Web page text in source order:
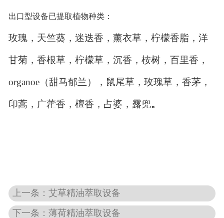
出口型设备已提取植物种类：
玫瑰，天竺葵，迷迭香，薰衣草，柠檬香脂，洋
甘菊，香根草，柠檬草，沉香，桉树，百里香，
organoe（甜马郁兰），鼠尾草，玫瑰草，香茅，
印蒿，广藿香，檀香，占婆，露兜。
上一条：艾草精油萃取设备
下一条：薄荷精油萃取设备